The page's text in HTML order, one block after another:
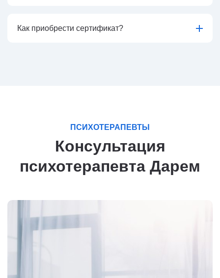
Как приобрести сертификат?
ПСИХОТЕРАПЕВТЫ
Консультация
психотерапевта Дарем